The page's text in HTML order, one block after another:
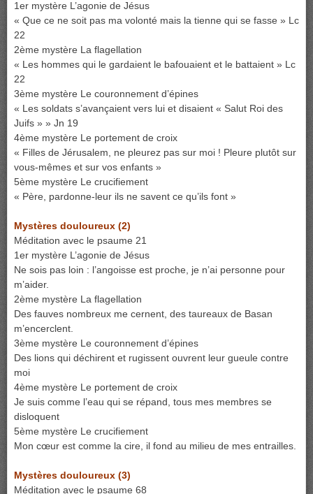
1er mystère L’agonie de Jésus
« Que ce ne soit pas ma volonté mais la tienne qui se fasse » Lc
22
2ème mystère La flagellation
« Les hommes qui le gardaient le bafouaient et le battaient » Lc
22
3ème mystère Le couronnement d’épines
« Les soldats s’avançaient vers lui et disaient « Salut Roi des
Juifs » » Jn 19
4ème mystère Le portement de croix
« Filles de Jérusalem, ne pleurez pas sur moi ! Pleure plutôt sur
vous-mêmes et sur vos enfants »
5ème mystère Le crucifiement
« Père, pardonne-leur ils ne savent ce qu’ils font »
Mystères douloureux (2)
Méditation avec le psaume 21
1er mystère L’agonie de Jésus
Ne sois pas loin : l’angoisse est proche, je n’ai personne pour
m’aider.
2ème mystère La flagellation
Des fauves nombreux me cernent, des taureaux de Basan
m’encerclent.
3ème mystère Le couronnement d’épines
Des lions qui déchirent et rugissent ouvrent leur gueule contre
moi
4ème mystère Le portement de croix
Je suis comme l’eau qui se répand, tous mes membres se
disloquent
5ème mystère Le crucifiement
Mon cœur est comme la cire, il fond au milieu de mes entrailles.
Mystères douloureux (3)
Méditation avec le psaume 68